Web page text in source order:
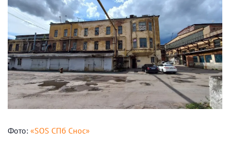
Фото: «SOS СПб Снос»